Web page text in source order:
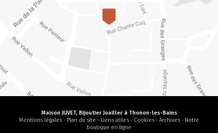
Maison JUVET, Bijoutier Joailler à Thonon-les-Bains
Mentions légales - Plan du site - Liens utiles - Cookies - Archives - Notre
boutique en ligne